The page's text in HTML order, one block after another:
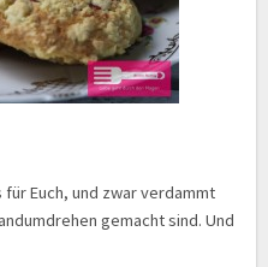
Euch, und zwar verdammt
gemacht sind. Und